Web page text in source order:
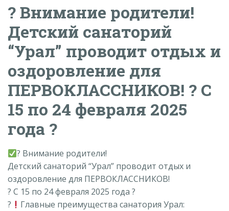
? Внимание родители!
Детский санаторий
“Урал” проводит отдых и
оздоровление для
ПЕРВОКЛАССНИКОВ! ? С
15 по 24 февраля 2025
года ?
? Внимание родители!
Детский санаторий “Урал” проводит отдых и
оздоровление для ПЕРВОКЛАССНИКОВ!
? С 15 по 24 февраля 2025 года ?
?
Главные преимущества санатория Урал: